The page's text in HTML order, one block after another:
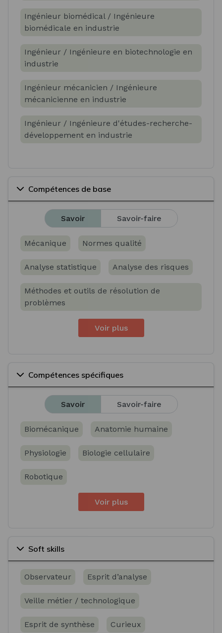
Ingénieur biomédical / Ingénieure
biomédicale en industrie
Ingénieur / Ingénieure en biotechnologie en
industrie
Ingénieur mécanicien / Ingénieure
mécanicienne en industrie
Ingénieur / Ingénieure d'études-recherche-
développement en industrie
Compétences de base
Savoir Savoir-faire
Mécanique Normes qualité
Analyse statistique Analyse des risques
Méthodes et outils de résolution de
problèmes
Voir plus
Compétences spécifiques
Savoir Savoir-faire
Biomécanique Anatomie humaine
Physiologie Biologie cellulaire
Robotique
Voir plus
Soft skills
Observateur Esprit d’analyse
Veille métier / technologique
Esprit de synthèse Curieux